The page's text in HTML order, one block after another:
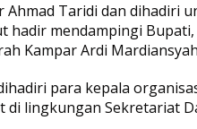
Ahmad Taridi dan dihadiri
hadir mendampingi
Kampar Ardi
para kepala
di lingkungan Sekretariat